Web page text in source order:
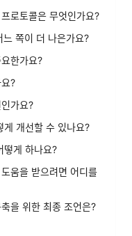
로토콜은 무엇인가요?
쪽이 더 나은가요?
한가요?
?
가요?
개선할 수 있나요?
떻게 하나요?
움을 받으려면 어디를
을 위한 최종 조언은?